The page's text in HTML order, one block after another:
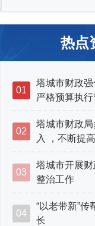
热点
01
塔城市财政
严格预算执行
02
塔城市财政
入 ，不断提
03
塔城市开展
整治工作
04
“以老带新”传
长